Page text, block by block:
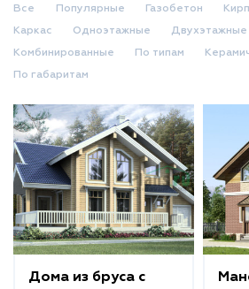
Все Популярные Газобетон
Каркас Одноэтажные Двухэтажные
Комбинированные По типам
По габаритам
Дома из бруса с